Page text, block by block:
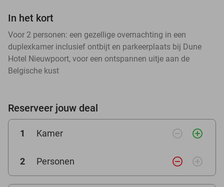
In het kort
Voor 2 personen: een gezellige overnachting in een
duplexkamer inclusief ontbijt en parkeerplaats bij Dune
Hotel Nieuwpoort, voor een ontspannen uitje aan de
Belgische kust
Reserveer jouw deal
1 Kamer remove_circle_outline add_circle_outline
2 Personen remove_circle_outline add_circle_outline